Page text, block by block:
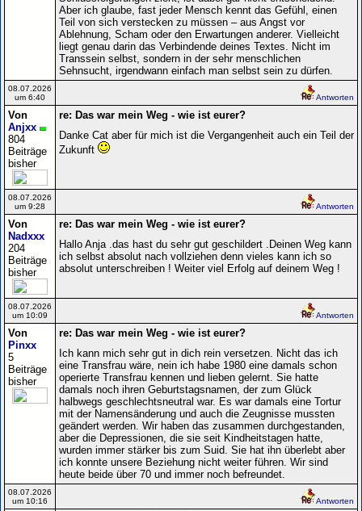
Aber ich glaube, fast jeder Mensch kennt das Gefühl, einen
Teil von sich verstecken zu müssen – aus Angst vor
Ablehnung, Scham oder den Erwartungen anderer. Vielleicht
liegt genau darin das Verbindende deines Textes. Nicht im
Transsein selbst, sondern in der sehr menschlichen
Sehnsucht, irgendwann einfach man selbst sein zu dürfen.
08.07.2026
um 6:40
Antworten
Von
Anjxx
804
Beiträge
bisher
re: Das war mein Weg - wie ist eurer?
Danke Cat aber für mich ist die Vergangenheit auch ein Teil der
Zukunft
08.07.2026
um 9:28
Antworten
Von
Nadxxx
204
Beiträge
bisher
re: Das war mein Weg - wie ist eurer?
Hallo Anja .das hast du sehr gut geschildert .Deinen Weg kann
ich selbst absolut nach vollziehen denn vieles kann ich so
absolut unterschreiben ! Weiter viel Erfolg auf deinem Weg !
08.07.2026
um 10:09
Antworten
Von
Pinxx
5
Beiträge
bisher
re: Das war mein Weg - wie ist eurer?
Ich kann mich sehr gut in dich rein versetzen. Nicht das ich
eine Transfrau wäre, nein ich habe 1980 eine damals schon
operierte Transfrau kennen und lieben gelernt. Sie hatte
damals noch ihren Geburtstagsnamen, der zum Glück
halbwegs geschlechtsneutral war. Es war damals eine Tortur
mit der Namensänderung und auch die Zeugnisse mussten
geändert werden. Wir haben das zusammen durchgestanden,
aber die Depressionen, die sie seit Kindheitstagen hatte,
wurden immer stärker bis zum Suid. Sie hat ihn überlebt aber
ich konnte unsere Beziehung nicht weiter führen. Wir sind
heute beide über 70 und immer noch befreundet.
08.07.2026
um 10:16
Antworten